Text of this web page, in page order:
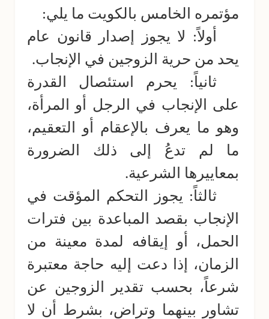
مؤتمره الخامس بالكويت ما يلي:
أولاً: لا يجوز إصدار قانون عام
يحد من حرية الزوجين في الإنجاب.
ثانياً: يحرم استئصال القدرة
على الإنجاب في الرجل أو المرأة،
وهو ما يعرف بالإعقام أو التعقيم،
ما لم تدعُ إلى ذلك الضرورة
بمعاييرها الشرعية.
ثالثاً: يجوز التحكم المؤقت في
الإنجاب بقصد المباعدة بين فترات
الحمل، أو إيقافه لمدة معينة من
الزمان، إذا دعت إليه حاجة معتبرة
شرعاً، بحسب تقدير الزوجين عن
تشاور بينهما وتراضٍ، بشرط أن لا